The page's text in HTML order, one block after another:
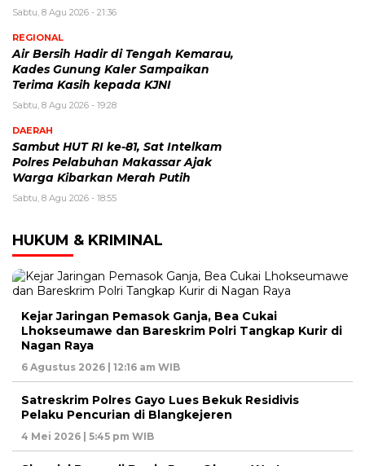
Sabtu, 8 Agu 2026 - 21:36
REGIONAL
Air Bersih Hadir di Tengah Kemarau,
Kades Gunung Kaler Sampaikan
Terima Kasih kepada KJNI
Sabtu, 8 Agu 2026 - 19:28
DAERAH
Sambut HUT RI ke-81, Sat Intelkam
Polres Pelabuhan Makassar Ajak
Warga Kibarkan Merah Putih
Sabtu, 8 Agu 2026 - 18:55
HUKUM & KRIMINAL
Kejar Jaringan Pemasok Ganja, Bea Cukai
Lhokseumawe dan Bareskrim Polri Tangkap Kurir di
Nagan Raya
6 Agustus 2026 | 12:16 am WIB
Satreskrim Polres Gayo Lues Bekuk Residivis
Pelaku Pencurian di Blangkejeren
4 Mei 2026 | 5:45 pm WIB